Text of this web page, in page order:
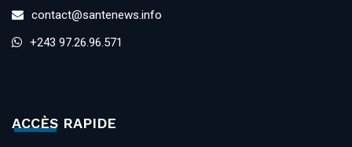
contact@santenews.info
+243 97.26.96.571
ACCÈS RAPIDE